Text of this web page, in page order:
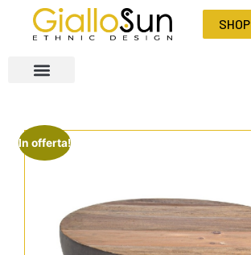
SHOP
In offerta!